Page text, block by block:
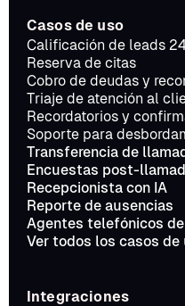
Casos de uso
Calificación de leads
Reserva de citas
Cobro de deudas y
Triaje de atención al
Recordatorios y
Soporte para
Transferencia de
Encuestas post-
Recepcionista con IA
Reporte de ausencias
Agentes telefónicos
Ver todos los casos de
Integraciones